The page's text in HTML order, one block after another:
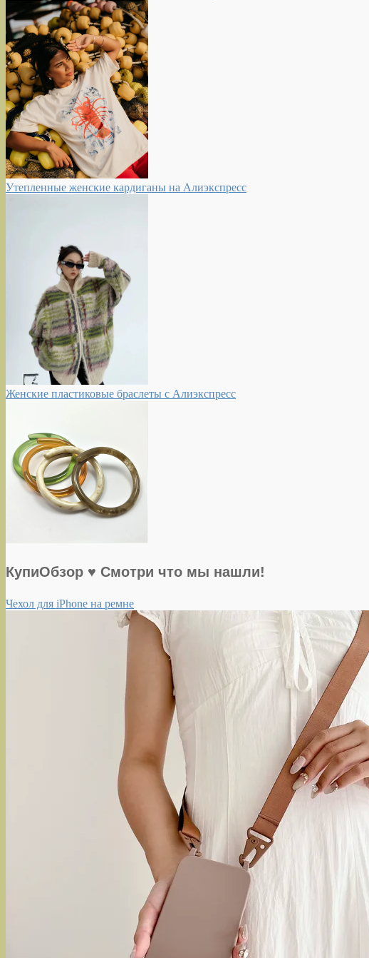
Утепленные женские кардиганы на Алиэкспресс
Женские пластиковые браслеты с Алиэкспресс
КупиОбзор ♥ Смотри что мы нашли!
Чехол для iPhone на ремне